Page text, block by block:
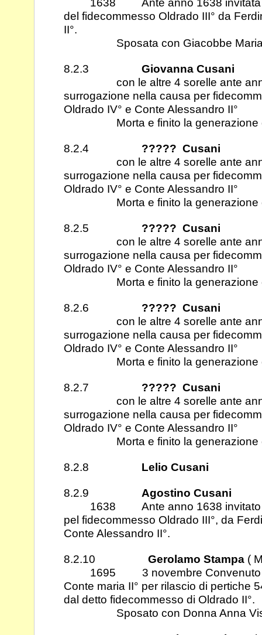
del fidecommesso Oldrado III° da
II°.
Sposata con Giacobbe Maria
8.2.3 Giovanna Cusani
con le altre 4 sorelle ante anno
surrogazione nella causa per
Oldrado IV° e Conte Alessandro II°
Morta e finito la generazione
8.2.4 ????? Cusani
con le altre 4 sorelle ante anno
surrogazione nella causa per
Oldrado IV° e Conte Alessandro II°
Morta e finito la generazione
8.2.5 ????? Cusani
con le altre 4 sorelle ante anno
surrogazione nella causa per
Oldrado IV° e Conte Alessandro II°
Morta e finito la generazione
8.2.6 ????? Cusani
con le altre 4 sorelle ante anno
surrogazione nella causa per
Oldrado IV° e Conte Alessandro II°
Morta e finito la generazione
8.2.7 ????? Cusani
con le altre 4 sorelle ante anno
surrogazione nella causa per
Oldrado IV° e Conte Alessandro II°
Morta e finito la generazione
8.2.8 Lelio Cusani
8.2.9 Agostino Cusani
1638 Ante anno 1638 invitato
pel fidecommesso Oldrado III°, da
Conte Alessandro II°.
8.2.10 Gerolamo Stampa (
1695 3 novembre Convenuto
Conte maria II° per rilascio di pertiche
dal detto fidecommesso di Oldrado II°.
Sposato con Donna Anna